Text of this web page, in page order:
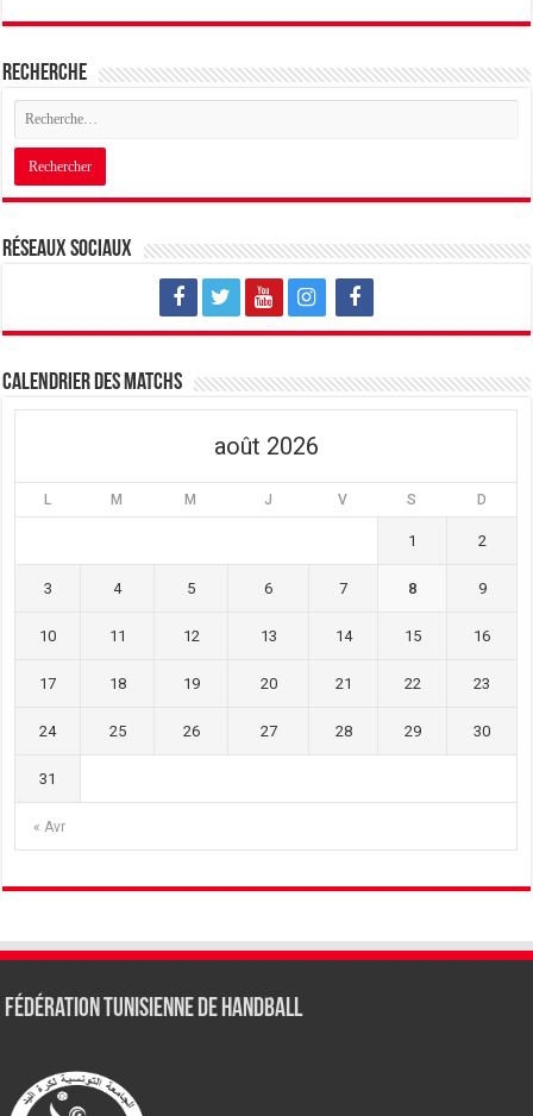
Recherche
Réseaux sociaux
Calendrier des matchs
août 2026
L M M J V S D
« Avr
1 2
3 4 5 6 7 8 9
10 11 12 13 14 15 16
17 18 19 20 21 22 23
24 25 26 27 28 29 30
31
Fédération tunisienne de Handball